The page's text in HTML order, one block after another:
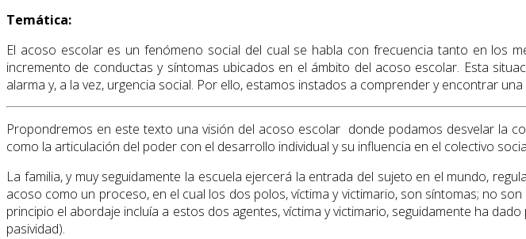
Temática:
El acoso escolar es un fenómeno social del cual se habla con frecuencia tanto en los
incremento de conductas y síntomas ubicados en el ámbito del acoso escolar. Esta
alarma y, a la vez, urgencia social. Por ello, estamos instados a comprender y encontrar
Propondremos en este texto una visión del acoso escolar donde podamos desvelar la
como la articulación del poder con el desarrollo individual y su influencia en el colectivo
La familia, y muy seguidamente la escuela ejercerá la entrada del sujeto en el mundo,
acoso como un proceso, en el cual los dos polos, víctima y victimario, son síntomas; no
principio el abordaje incluía a estos dos agentes, víctima y victimario, seguidamente ha
pasividad).